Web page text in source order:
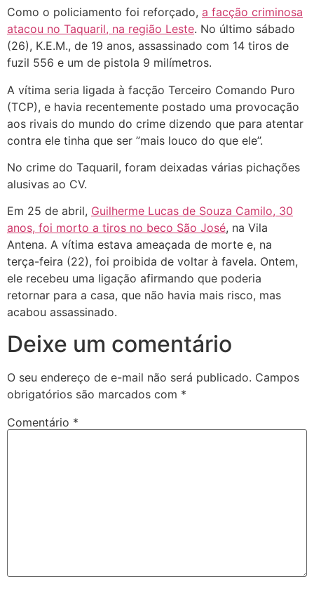
Como o policiamento foi reforçado, a facção criminosa
atacou no Taquaril, na região Leste. No último sábado
(26), K.E.M., de 19 anos, assassinado com 14 tiros de
fuzil 556 e um de pistola 9 milímetros.
A vítima seria ligada à facção Terceiro Comando Puro
(TCP), e havia recentemente postado uma provocação
aos rivais do mundo do crime dizendo que para atentar
contra ele tinha que ser ”mais louco do que ele’’.
No crime do Taquaril, foram deixadas várias pichações
alusivas ao CV.
Em 25 de abril, Guilherme Lucas de Souza Camilo, 30
anos, foi morto a tiros no beco São José, na Vila
Antena. A vítima estava ameaçada de morte e, na
terça-feira (22), foi proibida de voltar à favela. Ontem,
ele recebeu uma ligação afirmando que poderia
retornar para a casa, que não havia mais risco, mas
acabou assassinado.
Deixe um comentário
O seu endereço de e-mail não será publicado. Campos
obrigatórios são marcados com *
Comentário *